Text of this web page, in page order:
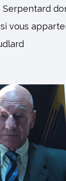
Serpentard
vous